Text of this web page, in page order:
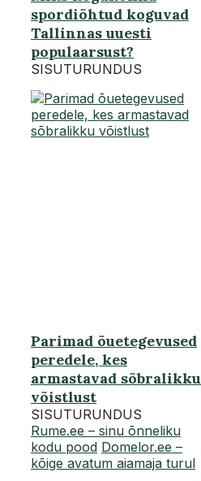
spordiõhtud koguvad
Tallinnas uuesti
populaarsust?
SISUTURUNDUS
Parimad õuetegevused
peredele, kes
armastavad sõbralikku
võistlust
SISUTURUNDUS
Rume.ee – sinu õnneliku
kodu pood Domelor.ee –
kõige avatum aiamaja turul